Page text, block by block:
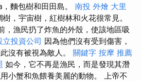
麵包樹和田田島。 南投 外燴 大里
，宇宙樹，紅樹林和火花很常見。
，漁民扔了炸魚的外殼，使該地區吸
立投資公司 因為他們沒有受到傷害，
沒有被視為敵人。 關鍵字 按摩 推薦
如今，它不再是漁民，而是發現其潛
小蟹和魚餵養美麗的動物。 上帝不